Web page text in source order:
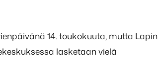
14. toukokuuta, mutta Lapin
lasketaan vielä